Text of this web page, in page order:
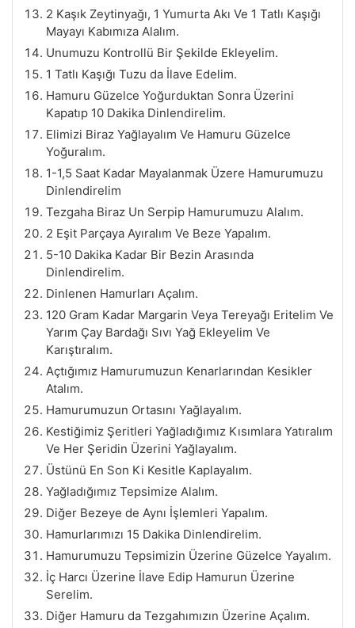
2 Kaşık Zeytinyağı, 1 Yumurta Akı Ve 1 Tatlı Kaşığı
Mayayı Kabımıza Alalım.
Unumuzu Kontrollü Bir Şekilde Ekleyelim.
1 Tatlı Kaşığı Tuzu da İlave Edelim.
Hamuru Güzelce Yoğurduktan Sonra Üzerini
Kapatıp 10 Dakika Dinlendirelim.
Elimizi Biraz Yağlayalım Ve Hamuru Güzelce
Yoğuralım.
1-1,5 Saat Kadar Mayalanmak Üzere Hamurumuzu
Dinlendirelim
Tezgaha Biraz Un Serpip Hamurumuzu Alalım.
2 Eşit Parçaya Ayıralım Ve Beze Yapalım.
5-10 Dakika Kadar Bir Bezin Arasında
Dinlendirelim.
Dinlenen Hamurları Açalım.
120 Gram Kadar Margarin Veya Tereyağı Eritelim Ve
Yarım Çay Bardağı Sıvı Yağ Ekleyelim Ve
Karıştıralım.
Açtığımız Hamurumuzun Kenarlarından Kesikler
Atalım.
Hamurumuzun Ortasını Yağlayalım.
Kestiğimiz Şeritleri Yağladığımız Kısımlara Yatıralım
Ve Her Şeridin Üzerini Yağlayalım.
Üstünü En Son Ki Kesitle Kaplayalım.
Yağladığımız Tepsimize Alalım.
Diğer Bezeye de Aynı İşlemleri Yapalım.
Hamurlarımızı 15 Dakika Dinlendirelim.
Hamurumuzu Tepsimizin Üzerine Güzelce Yayalım.
İç Harcı Üzerine İlave Edip Hamurun Üzerine
Serelim.
Diğer Hamuru da Tezgahımızın Üzerine Açalım.